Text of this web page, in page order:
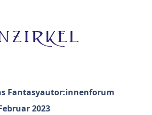
Fantasyautor:innenforum
2023